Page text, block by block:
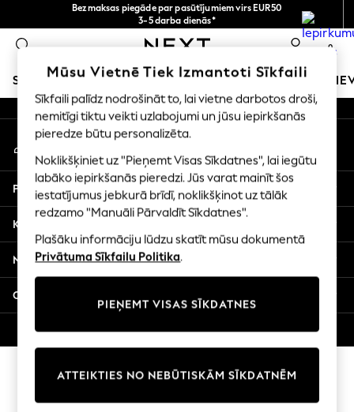
Bezmaksas piegāde par pasūtījumiem virs EUR50
3-5 darba dienās*
Tagad jūs varat
iepirkties latviešu valodā!
0
SKOLAS APĢĒRBS MEITENES ZĒNI MAZULIS
SCHOOLWEAR
All Boys Schoolwear
Shoes
Trousers
Shorts
Shirts
Polo Shirts
Sweatshirts & Jumpers
Multipacks
All Boys Sport & Swimwear
Swimwear
Tops
An error occurred on client
Mūsu sociālie tīkli
Mans konts
Pierakstieties savā kontā
Palīdzība
Konfidencialitāte un juridiskā informācija
Nodaļas
Citi pakalpojumi
© 2026 Next Germany GmbH. Visas tiesības aizsargātas.
Mūsu Vietnē Tiek Izmantoti Sīkfaili
Sīkfaili palīdz nodrošināt to, lai vietne darbotos droši,
nemitīgi tiktu veikti uzlabojumi un jūsu iepirkšanās
pieredze būtu personalizēta.
Noklikšķiniet uz "Pieņemt Visas Sīkdatnes", lai iegūtu
labāko iepirkšanās pieredzi. Jūs varat mainīt šos
iestatījumus jebkurā brīdī, noklikšķinot uz tālāk
redzamo "Manuāli Pārvaldīt Sīkdatnes".
Plašāku informāciju lūdzu skatīt mūsu dokumentā
Privātuma Sīkfailu Politika.
PIEŅEMT VISAS SĪKDATNES
ATTEIKTIES NO NEBŪTISKĀM SĪKDATNĒM